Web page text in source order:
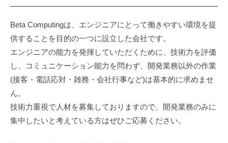
Beta Computingは、エンジニアにとって働きやすい環境を提
供することを目的の一つに設立した会社です。
エンジニアの能力を発揮していただくために、技術力を評価
し、コミュニケーション能力を問わず、開発業務以外の作業
(接客・電話応対・雑務・会社行事など)は基本的に求めませ
ん。
技術力重視で人材を募集しておりますので、開発業務のみに
集中したいと考えている方はぜひご応募ください。